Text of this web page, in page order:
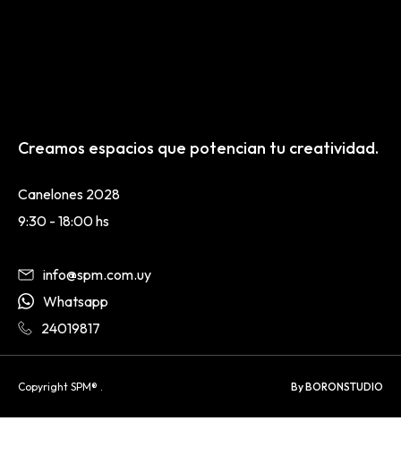
Creamos espacios que potencian tu creatividad.
Canelones 2028
9:30 - 18:00 hs
info@spm.com.uy
Whatsapp
24019817
Copyright SPM® . By BORONSTUDIO